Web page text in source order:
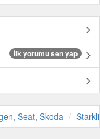
İlk yorumu sen yap
Seat, Skoda